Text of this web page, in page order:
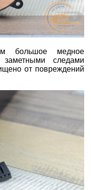
большое медное
следами
от повреждений